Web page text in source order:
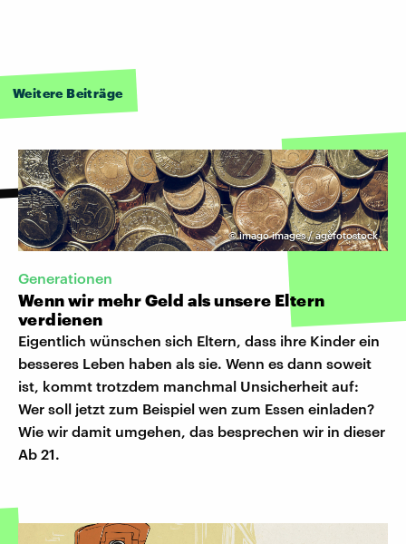
Weitere Beiträge
©imago images / agefotostock
Generationen
Wenn wir mehr Geld als unsere Eltern
verdienen
Eigentlich wünschen sich Eltern, dass ihre Kinder ein
besseres Leben haben als sie. Wenn es dann soweit
ist, kommt trotzdem manchmal Unsicherheit auf:
Wer soll jetzt zum Beispiel wen zum Essen einladen?
Wie wir damit umgehen, das besprechen wir in dieser
Ab 21.